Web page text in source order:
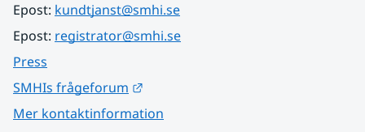
Epost: kundtjanst@smhi.se
Epost: registrator@smhi.se
Press
SMHIs frågeforum
Mer kontaktinformation